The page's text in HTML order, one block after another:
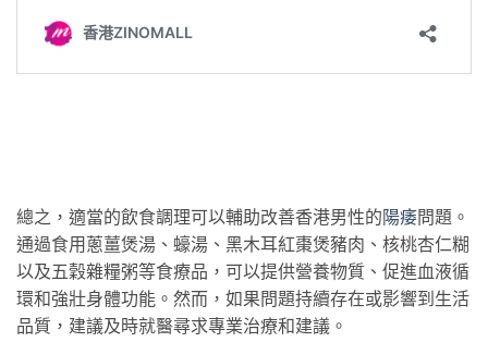
總之，適當的飲食調理可以輔助改善香港男性的陽痿問題。
通過食用蔥薑煲湯、蠔湯、黑木耳紅棗煲豬肉、核桃杏仁糊
以及五穀雜糧粥等食療品，可以提供營養物質、促進血液循
環和強壯身體功能。然而，如果問題持續存在或影響到生活
品質，建議及時就醫尋求專業治療和建議。